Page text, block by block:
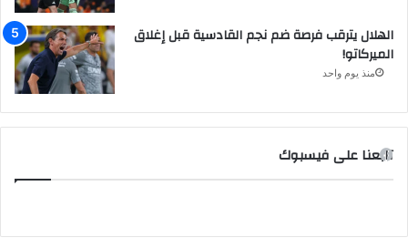
الهلال يترقب فرصة ضم نجم القادسية قبل إغلاق
الميركاتو!
منذ يوم واحد
تابعنا على فيسبوك